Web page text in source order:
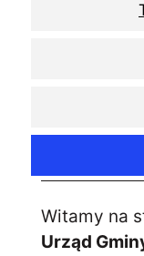
Witamy na
Urząd